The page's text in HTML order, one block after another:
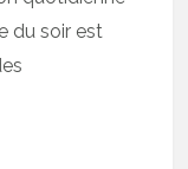
du soir est